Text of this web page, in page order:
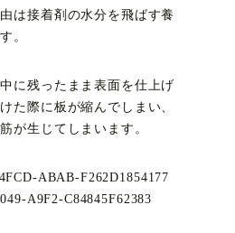
は接着剤の水分を飛ばす養
。
に残ったまま表面を仕上げ
た際に板が縮んでしまい、
が生じてしまいます。